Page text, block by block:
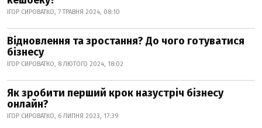
ІГОР СИРОВАТКО, 7 ТРАВНЯ 2024, 08:10
Відновлення та зростання? До чого готуватися
бізнесу
ІГОР СИРОВАТКО, 8 ЛЮТОГО 2024, 18:02
Як зробити перший крок назустріч бізнесу
онлайн?
ІГОР СИРОВАТКО, 6 ЛИПНЯ 2023, 17:39